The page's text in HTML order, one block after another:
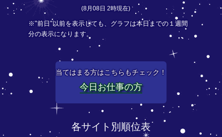
(8月08日 2時現在)
※"前日"以前を表示しても、グラフは本日までの１週間
分の表示になります。
当てはまる方はこちらもチェック！
今日お仕事の方
各サイト別順位表